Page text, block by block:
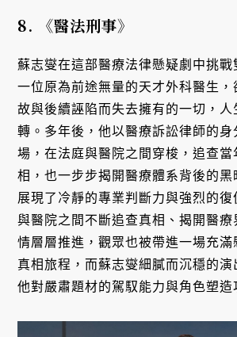
8. 《醫法刑事》
蘇志燮在這部醫療法律懸疑劇中挑戰
一位原為前途無量的天才外科醫生，
故與後續誣陷而失去擁有的一切，人
轉。多年後，他以醫療訴訟律師的身
場，在法庭與醫院之間穿梭，追查當
相，也一步步揭開醫療體系背後的黑
展現了冷靜的專業判斷力與強烈的復
與醫院之間不斷追查真相、揭開醫療
情層層推進，觀眾也被帶進一場充滿
真相旅程，而蘇志燮細膩而沉穩的演
他對嚴肅題材的駕馭能力與角色塑造